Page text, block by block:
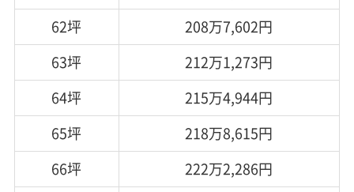
62坪
208万7,602円
63坪
212万1,273円
64坪
215万4,944円
65坪
218万8,615円
66坪
222万2,286円